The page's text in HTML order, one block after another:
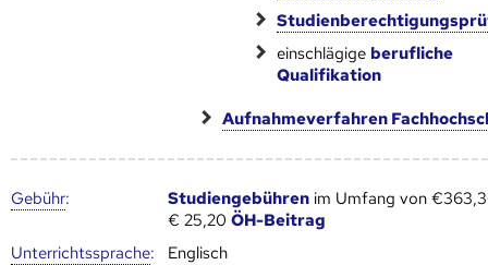
einschlägige berufliche
Qualifikation
Aufnahmeverfahren
Gebühr: Studiengebühren im Umfang von
€ 25,20ÖH-Beitrag
Unter­richts­sprache: Englisch